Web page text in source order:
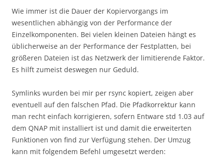
Wie immer ist die Dauer der Kopiervorgangs im
wesentlichen abhängig von der Performance der
Einzelkomponenten. Bei vielen kleinen Dateien hängt es
üblicherweise an der Performance der Festplatten, bei
größeren Dateien ist das Netzwerk der limitierende Faktor.
Es hilft zumeist deswegen nur Geduld.
Symlinks wurden bei mir per rsync kopiert, zeigen aber
eventuell auf den falschen Pfad. Die Pfadkorrektur kann
man recht einfach korrigieren, sofern Entware std 1.03 auf
dem QNAP mit installiert ist und damit die erweiterten
Funktionen von find zur Verfügung stehen. Der Umzug
kann mit folgendem Befehl umgesetzt werden: